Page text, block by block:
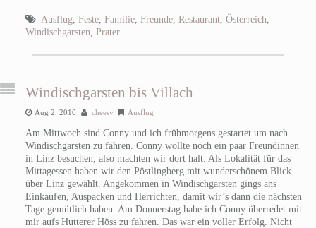
Ausflug Feste, Familie, Freunde, Restaurant, Österreich
Windischgarsten Prater
Windischgarsten bis Villach
Aug 2, 2010 cheesy Ausflug
Am Mittwoch sind Conny und ich frühmorgens gestartet um nach
Windischgarsten zu fahren. Conny wollte noch ein paar Freundinnen
in Linz besuchen, also machten wir dort halt. Als Lokalität für das
Mittagessen haben wir den Pöstlingberg mit wunderschönem Blick
über Linz gewählt. Angekommen in Windischgarsten gings ans
Einkaufen, Auspacken und Herrichten, damit wir’s dann die nächsten
Tage gemütlich haben. Am Donnerstag habe ich Conny überredet mit
mir aufs Hutterer Höss zu fahren. Das war ein voller Erfolg. Nicht